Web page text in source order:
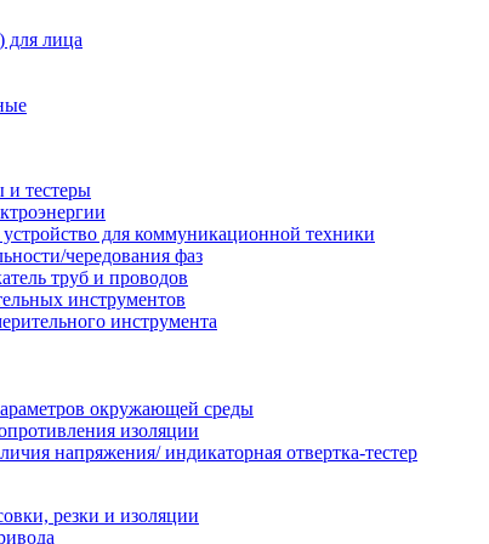
для лица
и тестеры
устройство для коммуникационной техники
чередования фаз
труб и проводов
инструментов
инструмента
окружающей среды
изоляции
напряжения/ индикаторная отвертка-тестер
резки и изоляции